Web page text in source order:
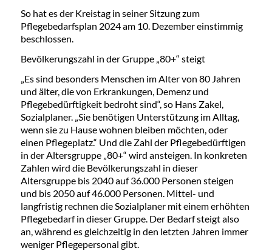
So hat es der Kreistag in seiner Sitzung zum
Pflegebedarfsplan 2024 am 10. Dezember einstimmig
beschlossen.
Bevölkerungszahl in der Gruppe „80+“ steigt
„Es sind besonders Menschen im Alter von 80 Jahren
und älter, die von Erkrankungen, Demenz und
Pflegebedürftigkeit bedroht sind“, so Hans Zakel,
Sozialplaner. „Sie benötigen Unterstützung im Alltag,
wenn sie zu Hause wohnen bleiben möchten, oder
einen Pflegeplatz.“ Und die Zahl der Pflegebedürftigen
in der Altersgruppe „80+“ wird ansteigen. In konkreten
Zahlen wird die Bevölkerungszahl in dieser
Altersgruppe bis 2040 auf 36.000 Personen steigen
und bis 2050 auf 46.000 Personen. Mittel- und
langfristig rechnen die Sozialplaner mit einem erhöhten
Pflegebedarf in dieser Gruppe. Der Bedarf steigt also
an, während es gleichzeitig in den letzten Jahren immer
weniger Pflegepersonal gibt.